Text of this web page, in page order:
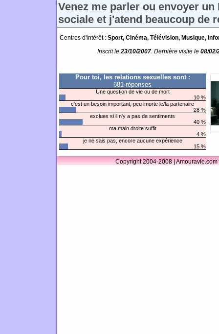
Venez me parler ou envoyer un
sociale et j'atend beaucoup de
Centres d'intérêt : Sport, Cinéma, Télévision, Musique,
Inscrit le23/10/2007. Dernière visite le 08/02/
Pour toi, les relations sexuelles sont :
681 réponses
Une question de vie ou de mort
10 %
c'est un besoin important, peu imorte le/la partenaire
28 %
exclues si il n'y a pas de sentiments
40 %
ma main droite suffit
4 %
je ne sais pas, encore aucune expérience
15 %
Copyright 2004-2008 |